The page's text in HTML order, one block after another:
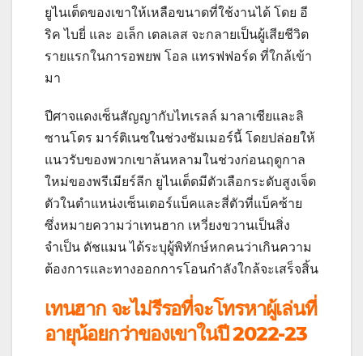
ยูไนเต็ดของเขาให้เหลือขนาดที่ใช้งานได้ โดย อี
ริค ไบยี่ และ อเล็ก เตลเลส จะกลายเป็นผู้เสียชีวิต
รายแรกในการอพยพ โอล แทรฟฟอร์ด ที่ใกล้เข้า
มา
ปีศาจแดงเซ็นสัญญากับไทเรลล์ มาลาเซียและลิ
ซานโดร มาร์ติเนซในช่วงซัมเมอร์นี้ โดยปล่อยให้
แนวรับของพวกเขาล้นหลามในช่วงก่อนฤดูกาล
ใหม่ของพรีเมียร์ลีก ยูไนเต็ดมีตัวเลือกระดับสูงเจ็ด
ตัวในตำแหน่งเซ็นเตอร์แบ็คและสี่ตัวที่แบ็คซ้าย
ซึ่งหมายความว่าเทนฮาก เหวี่ยงขวานเป็นสิ่ง
จำเป็น ดัชแมน ได้ระบุผู้พิทักษ์หกคนว่าเกินความ
ต้องการและทางออกการโอนกำลังใกล้จะเสร็จสิ้น
เทนฮาก จะไม่รีรอที่จะโทรหาผู้เล่นที่
อายุน้อยกว่าของเขาในปี 2022-23